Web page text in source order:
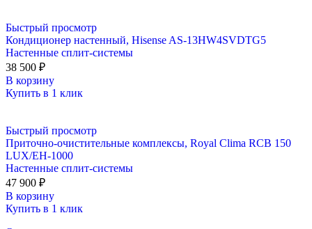
Быстрый просмотр
Кондиционер настенный, Hisense AS-13HW4SVDTG5
Настенные сплит-системы
38 500 ₽
В корзину
Купить в 1 клик
Быстрый просмотр
Приточно-очистительные комплексы, Royal Clima RCB 150
LUX/EH-1000
Настенные сплит-системы
47 900 ₽
В корзину
Купить в 1 клик